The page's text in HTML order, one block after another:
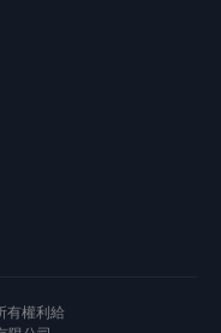
有權利給